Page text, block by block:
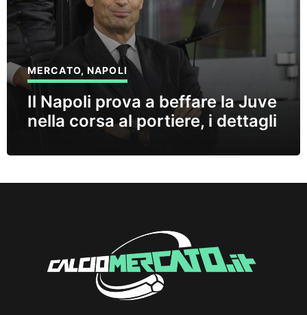
MERCATO, NAPOLI
Il Napoli prova a beffare la Juve
nella corsa al portiere, i dettagli